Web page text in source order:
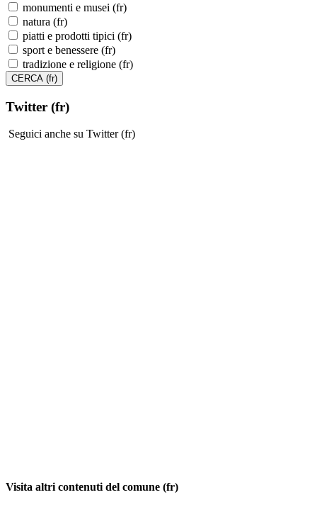
monumenti e musei (fr)
natura (fr)
piatti e prodotti tipici (fr)
sport e benessere (fr)
tradizione e religione (fr)
Twitter (fr)
Seguici anche su Twitter (fr)
Visita altri contenuti del comune (fr)